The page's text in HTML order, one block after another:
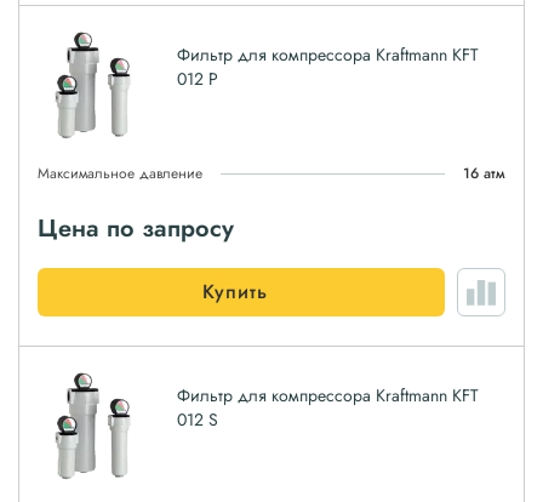
Фильтр для компрессора Kraftmann KFT
012 P
Максимальное давление 16 атм
Цена по запросу
Купить
Фильтр для компрессора Kraftmann KFT
012 S